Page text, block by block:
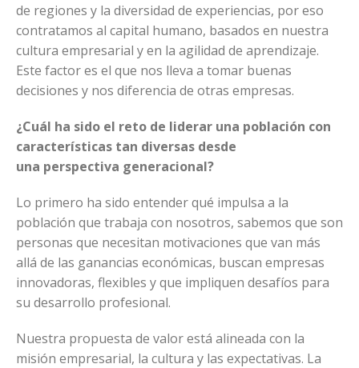
de regiones y la diversidad de experiencias, por eso
contratamos al capital humano, basados en nuestra
cultura empresarial y en la agilidad de aprendizaje.
Este factor es el que nos lleva a tomar buenas
decisiones y nos diferencia de otras empresas.
¿Cuál ha sido el reto de liderar una población con
características tan diversas desde
una perspectiva generacional?
Lo primero ha sido entender qué impulsa a la
población que trabaja con nosotros, sabemos que son
personas que necesitan motivaciones que van más
allá de las ganancias económicas, buscan empresas
innovadoras, flexibles y que impliquen desafíos para
su desarrollo profesional.
Nuestra propuesta de valor está alineada con la
misión empresarial, la cultura y las expectativas. La